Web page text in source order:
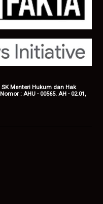
Menteri Hukum dan Hak
: AHU - 00565. AH - 02.01,